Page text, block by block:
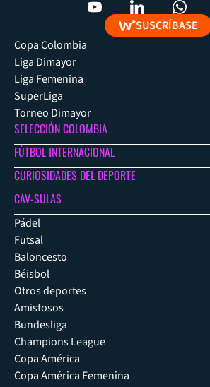
SUSCRÍBASE
Copa Colombia
Liga Dimayor
Liga Femenina
SuperLiga
Torneo Dimayor
SELECCIÓN COLOMBIA
FÚTBOL INTERNACIONAL
CURIOSIDADES DEL DEPORTE
CAV-SULAS
Pádel
Futsal
Baloncesto
Béisbol
Otros deportes
Amistosos
Bundesliga
Champions League
Copa América
Copa América Femenina